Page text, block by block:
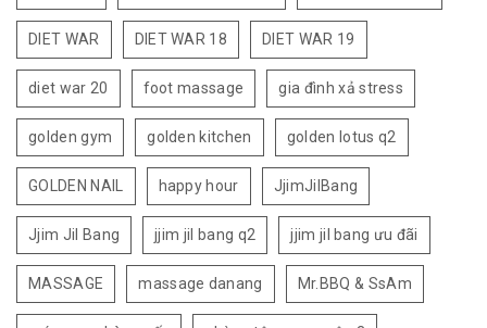
DIET WAR DIET WAR 18 DIET WAR 19
diet war 20 foot massage gia đình xả stress
golden gym golden kitchen golden lotus q2
GOLDEN NAIL happy hour JjimJilBang
Jjim Jil Bang jjim jil bang q2 jjim jil bang ưu đãi
MASSAGE massage danang Mr.BBQ & SsAm